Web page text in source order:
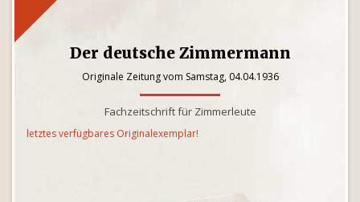
Der deutsche Zimmermann
Originale Zeitung vom Samstag, 04.04.1936
Fachzeitschrift für Zimmerleute
letztes verfügbares Originalexemplar!